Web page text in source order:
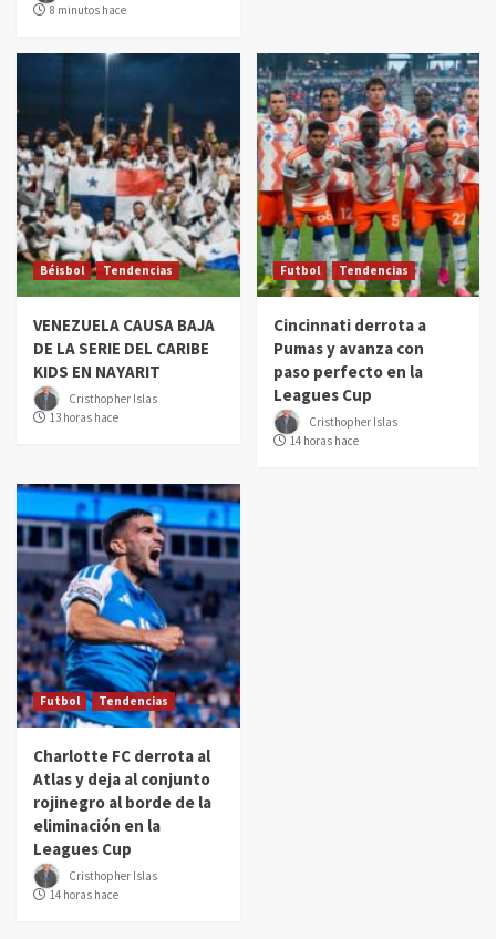
8 minutos hace
Béisbol Tendencias
VENEZUELA CAUSA BAJA
DE LA SERIE DEL CARIBE
KIDS EN NAYARIT
Cristhopher Islas
13 horas hace
Futbol Tendencias
Cincinnati derrota a
Pumas y avanza con
paso perfecto en la
Leagues Cup
Cristhopher Islas
14 horas hace
Futbol Tendencias
Charlotte FC derrota al
Atlas y deja al conjunto
rojinegro al borde de la
eliminación en la
Leagues Cup
Cristhopher Islas
14 horas hace